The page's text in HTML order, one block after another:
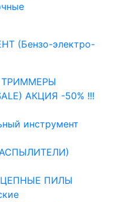
(Бензо-электро-
ТРИММЕРЫ
АКЦИЯ -50% !!!
инструмент
ЦЕПНЫЕ ПИЛЫ